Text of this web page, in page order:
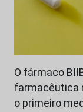
O fármaco
farmacêutica
o primeiro